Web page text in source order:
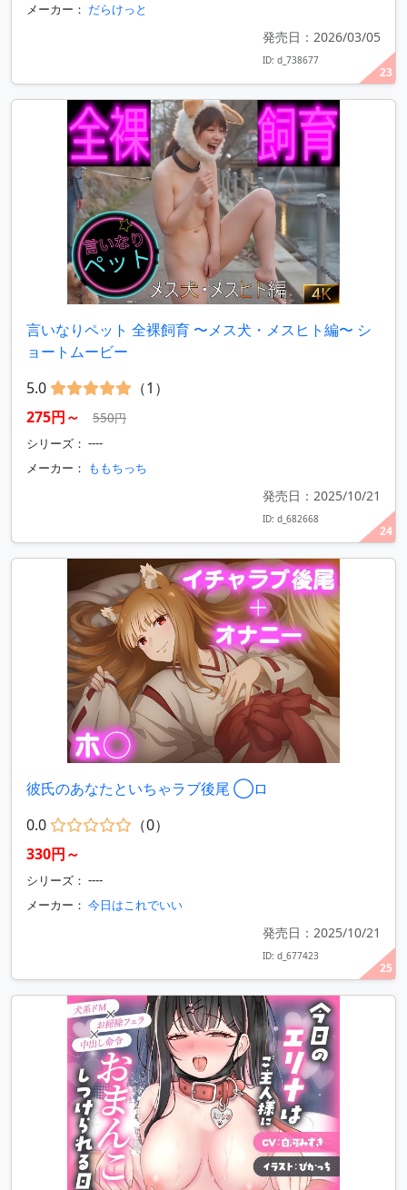
23
メーカー： だらけっと
発売日：2026/03/05
ID: d_738677
24
言いなりペット 全裸飼育 〜メス犬・メスヒト編〜 シ
ョートムービー
5.0
（1）
275円～
550円
シリーズ： ----
メーカー： ももちっち
発売日：2025/10/21
ID: d_682668
25
彼氏のあなたといちゃラブ後尾 ◯ロ
0.0
（0）
330円～
シリーズ： ----
メーカー： 今日はこれでいい
発売日：2025/10/21
ID: d_677423